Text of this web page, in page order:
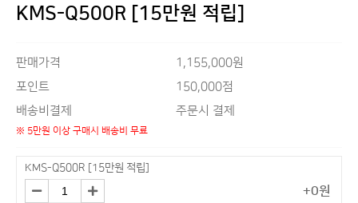
KMS-Q500R [15만원 적립]
판매가격
1,155,000원
포인트
150,000점
배송비결제
주문시 결제
※ 5만원 이상 구매시 배송비 무료
KMS-Q500R [15만원 적립]
+0원